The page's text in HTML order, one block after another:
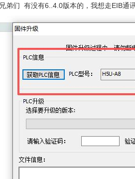
兄弟们 有没有6..4.0版本的，我想走EIB通